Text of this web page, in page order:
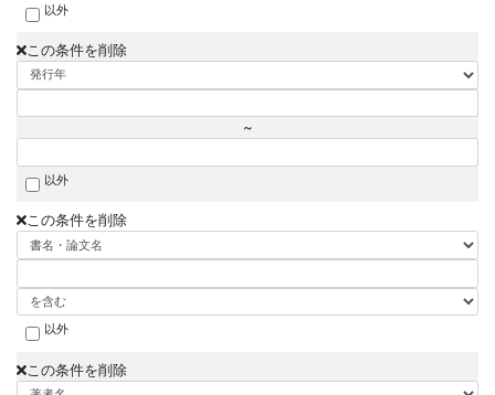
以外
この条件を削除
~
以外
この条件を削除
以外
この条件を削除